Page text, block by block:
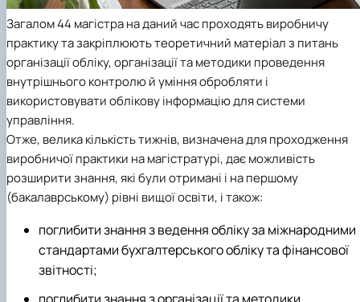
Загалом 44 магістра на даний час проходять виробничу
практику та закріплюють теоретичний матеріал з питань
організації обліку, організації та методики проведення
внутрішнього контролю й уміння обробляти і
використовувати облікову інформацію для системи
управління.
Отже, велика кількість тижнів, визначена для проходження
виробничої практики на магістратурі, дає можливість
розширити знання, які були отримані і на першому
(бакалаврському) рівні вищої освіти, і також:
поглибити знання з ведення обліку за міжнародними
стандартами бухгалтерського обліку та фінансової
звітності;
поглибити знання з організації та методики